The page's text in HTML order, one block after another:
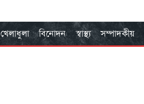
খেলাধুলা বিনোদন স্বাস্থ্য সম্পাদকীয়